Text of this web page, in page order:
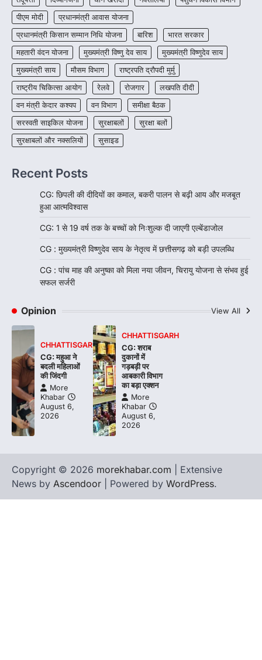
4
जशपुर जिले की 5 माह की मासूम…
पीएम मोदी
प्रधानमंत्री आवास योजना
प्रधानमंत्री किसान सम्मान निधि योजना
बारिश
भारत सरकार
महतारी वंदन योजना
मुख्यमंत्री विष्णु देव साय
मुख्यमंत्री विष्णुदेव साय
मुख्यमंत्री साय
मौसम विभाग
राष्ट्रपति द्रौपदी मुर्मु
राष्ट्रीय चिकित्सा आयोग
रेलवे रोजगार
लखपति दीदी
वन मंत्री केदार कश्यप
वन विभाग
समीक्षा बैठक
सरस्वती साइकिल योजना
सुरक्षाबलों
सुरक्षा बलों
सुरक्षाबलों और नक्सलियों
सुसाइड
Recent Posts
CG: छिपली की दीदियों का कमाल, बकरी पालन से बढ़ी आय और मजबूत
हुआ आत्मविश्वास
CG: 1 से 19 वर्ष तक के बच्चों को निःशुल्क दी जाएगी एल्बेंडाजोल
CG : मुख्यमंत्री विष्णुदेव साय के नेतृत्व में छत्तीसगढ़ को बड़ी उपलब्धि
CG : पांच माह की अनुष्का को मिला नया जीवन, चिरायु योजना से संभव हुई
सफल सर्जरी
Opinion View All
CHHATTISGARH
CG: महुआ ने
बदली महिलाओं
की जिंदगी
More
Khabar
August 6,
2026
CHHATTISGARH
CG: शराब
दुकानों में
गड़बड़ी पर
आबकारी विभाग
का बड़ा एक्शन
More
Khabar
August 6,
2026
Copyright © 2026 morekhabar.com | Extensive
News by Ascendoor | Powered by WordPress.